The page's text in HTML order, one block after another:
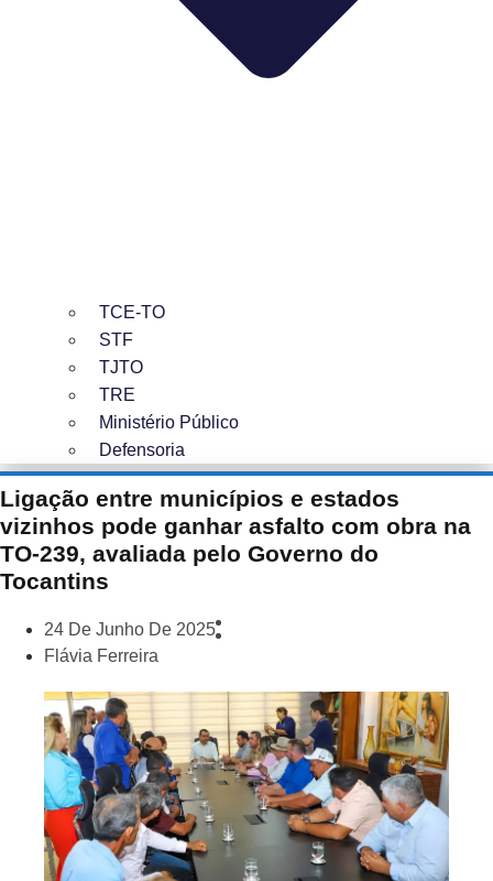
TCE-TO
STF
TJTO
TRE
Ministério Público
Defensoria
Ligação entre municípios e estados
vizinhos pode ganhar asfalto com obra na
TO-239, avaliada pelo Governo do
Tocantins
24 De Junho De 2025
Flávia Ferreira